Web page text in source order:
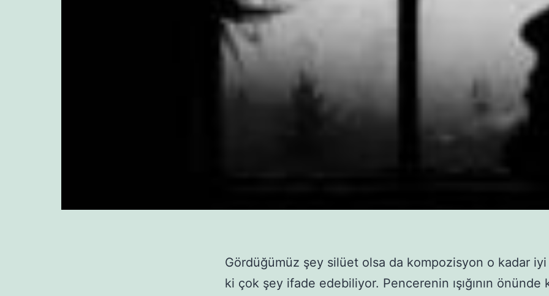
Gördüğümüz şey silüet olsa da kompozisyon o kadar
ki çok şey ifade edebiliyor. Pencerenin ışığının önünde